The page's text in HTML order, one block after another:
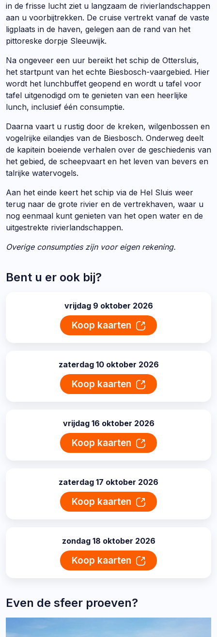
in de frisse lucht ziet u langzaam de rivierlandschappen
aan u voorbijtrekken. De cruise vertrekt vanaf de vaste
ligplaats in de haven, gelegen aan de rand van het
pittoreske dorpje Sleeuwijk.
Na ongeveer een uur bereikt het schip de Ottersluis,
het startpunt van het echte Biesbosch-vaargebied. Hier
wordt het lunchbuffet geopend en wordt u tafel voor
tafel uitgenodigd om te genieten van een heerlijke
lunch, inclusief één consumptie.
Daarna vaart u rustig door de kreken, wilgenbossen en
vogelrijke eilandjes van de Biesbosch. Onderweg deelt
de kapitein boeiende verhalen over de geschiedenis van
het gebied, de scheepvaart en het leven van bevers en
talrijke watervogels.
Aan het einde keert het schip via de Hel Sluis weer
terug naar de grote rivier en de vertrekhaven, waar u
nog eenmaal kunt genieten van het open water en de
uitgestrekte rivierlandschappen.
Overige consumpties zijn voor eigen rekening.
Bent u er ook bij?
datum:
vrijdag 9 oktober 2026
Koop kaarten
datum:
zaterdag 10 oktober 2026
Koop kaarten
datum:
vrijdag 16 oktober 2026
Koop kaarten
datum:
zaterdag 17 oktober 2026
Koop kaarten
datum:
zondag 18 oktober 2026
Koop kaarten
Even de sfeer proeven?